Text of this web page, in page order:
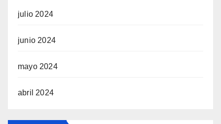
julio 2024
junio 2024
mayo 2024
abril 2024